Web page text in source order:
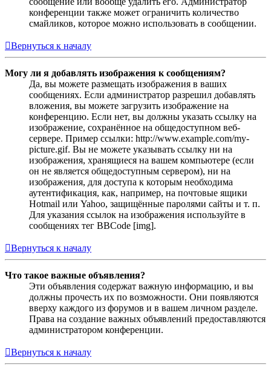
конференции также может ограничить количество
смайликов, которое можно использовать в сообщении.
Вернуться к началу
Могу ли я добавлять изображения к сообщениям?
Да, вы можете размещать изображения в ваших
сообщениях. Если администратор разрешил добавлять
вложения, вы можете загрузить изображение на
конференцию. Если нет, вы должны указать ссылку на
изображение, сохранённое на общедоступном веб-
сервере. Пример ссылки: http://www.example.com/my-
picture.gif. Вы не можете указывать ссылку ни на
изображения, хранящиеся на вашем компьютере (если
он не является общедоступным сервером), ни на
изображения, для доступа к которым необходима
аутентификация, как, например, на почтовые ящики
Hotmail или Yahoo, защищённые паролями сайты и т. п.
Для указания ссылок на изображения используйте в
сообщениях тег BBCode [img].
Вернуться к началу
Что такое важные объявления?
Эти объявления содержат важную информацию, и вы
должны прочесть их по возможности. Они появляются
вверху каждого из форумов и в вашем личном разделе.
Права на создание важных объявлений предоставляются
администратором конференции.
Вернуться к началу